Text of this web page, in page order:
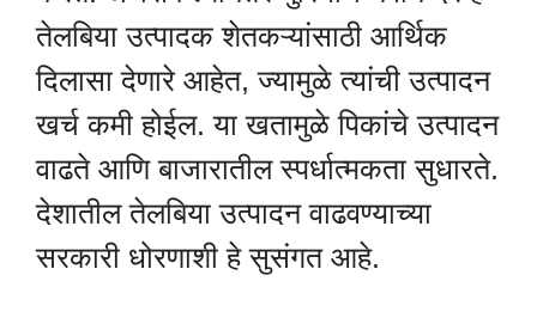
तेलबिया उत्पादक शेतकऱ्यांसाठी आर्थिक
दिलासा देणारे आहेत, ज्यामुळे त्यांची उत्पादन
खर्च कमी होईल. या खतामुळे पिकांचे उत्पादन
वाढते आणि बाजारातील स्पर्धात्मकता सुधारते.
देशातील तेलबिया उत्पादन वाढवण्याच्या
सरकारी धोरणाशी हे सुसंगत आहे.